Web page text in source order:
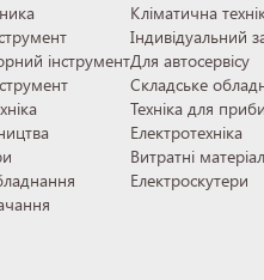
інструмент
Кліматична
Індивідуальний
Для автосервісу
Складське
Техніка для
Електротехніка
Витратні
Електроскутери